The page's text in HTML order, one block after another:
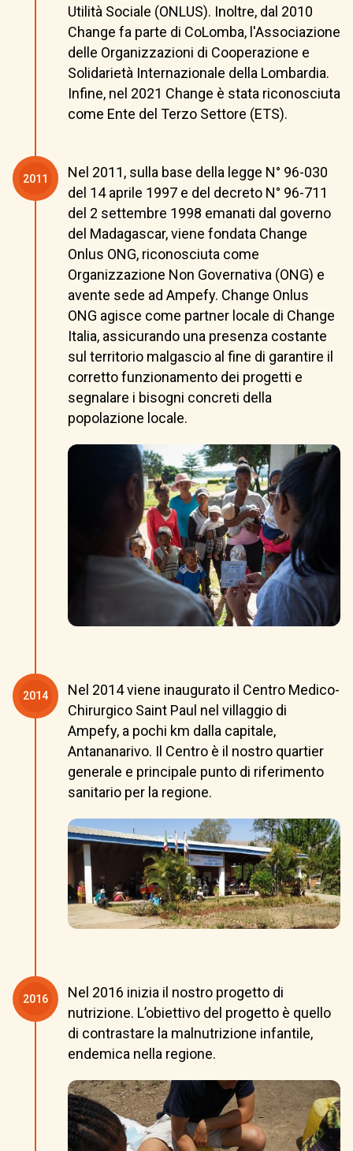
Utilità Sociale (ONLUS). Inoltre, dal 2010
Change fa parte di CoLomba, l'Associazione
delle Organizzazioni di Cooperazione e
Solidarietà Internazionale della Lombardia.
Infine, nel 2021 Change è stata riconosciuta
come Ente del Terzo Settore (ETS).
2011
Nel 2011, sulla base della legge N° 96-030
del 14 aprile 1997 e del decreto N° 96-711
del 2 settembre 1998 emanati dal governo
del Madagascar, viene fondata Change
Onlus ONG, riconosciuta come
Organizzazione Non Governativa (ONG) e
avente sede ad Ampefy. Change Onlus
ONG agisce come partner locale di Change
Italia, assicurando una presenza costante
sul territorio malgascio al fine di garantire il
corretto funzionamento dei progetti e
segnalare i bisogni concreti della
popolazione locale.
2014
Nel 2014 viene inaugurato il Centro Medico-
Chirurgico Saint Paul nel villaggio di
Ampefy, a pochi km dalla capitale,
Antananarivo. Il Centro è il nostro quartier
generale e principale punto di riferimento
sanitario per la regione.
2016
Nel 2016 inizia il nostro progetto di
nutrizione. L’obiettivo del progetto è quello
di contrastare la malnutrizione infantile,
endemica nella regione.